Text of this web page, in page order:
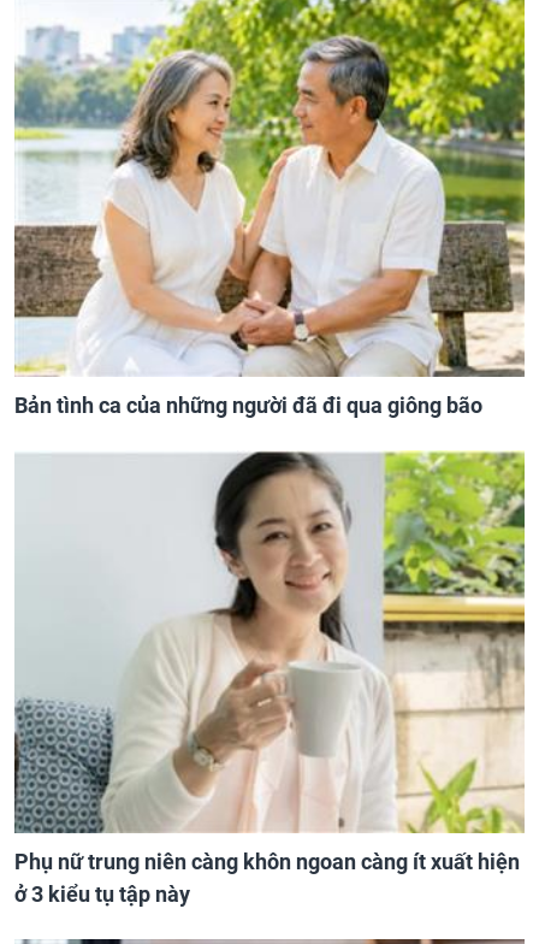
Bản tình ca của những người đã đi qua giông bão
Phụ nữ trung niên càng khôn ngoan càng ít xuất hiện
ở 3 kiểu tụ tập này